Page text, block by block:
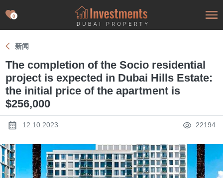
0
新闻
The completion of the Socio residential
project is expected in Dubai Hills Estate:
the initial price of the apartment is
$256,000
12.10.2023 22194